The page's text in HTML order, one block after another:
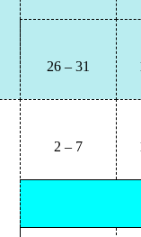
26 – 31
2 – 7